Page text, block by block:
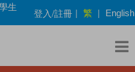
生
登入/註冊 | 繁 | English